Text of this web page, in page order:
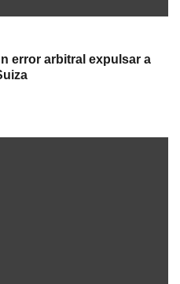
error arbitral expulsar a